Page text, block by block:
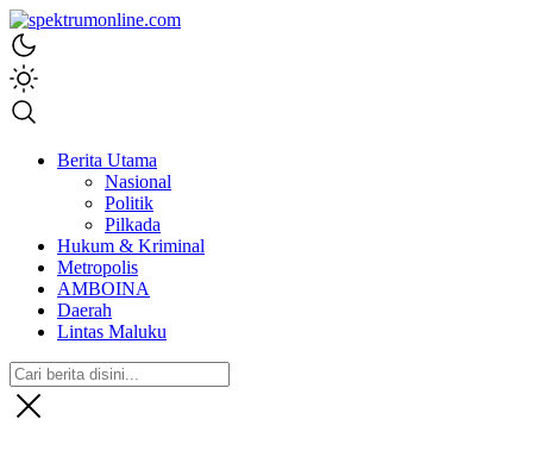
spektrumonline.com
Berita Utama
Nasional
Politik
Pilkada
Hukum & Kriminal
Metropolis
AMBOINA
Daerah
Lintas Maluku